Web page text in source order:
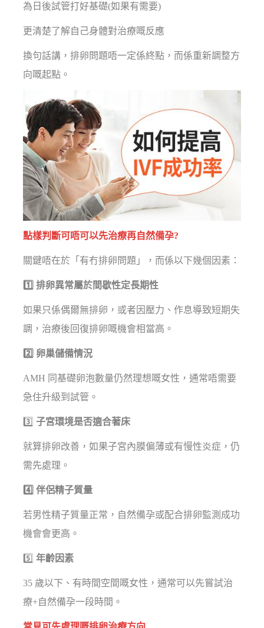
為日後試管打好基礎(如果有需要)
更清楚了解自己身體對治療嘅反應
換句話講，排卵問題唔一定係終點，而係重新調整方
向嘅起點。
點樣判斷可唔可以先治療再自然備孕?
關鍵唔在於「有冇排卵問題」，而係以下幾個因素：
1️⃣ 排卵異常屬於間歇性定長期性
如果只係偶爾無排卵，或者因壓力、作息導致短期失
調，治療後回復排卵嘅機會相當高。
2️⃣ 卵巢儲備情況
AMH 同基礎卵泡數量仍然理想嘅女性，通常唔需要
急住升級到試管。
3️⃣ 子宮環境是否適合著床
就算排卵改善，如果子宮內膜偏薄或有慢性炎症，仍
需先處理。
4️⃣ 伴侶精子質量
若男性精子質量正常，自然備孕或配合排卵監測成功
機會會更高。
5️⃣年齡因素
35 歲以下、有時間空間嘅女性，通常可以先嘗試治
療+自然備孕一段時間。